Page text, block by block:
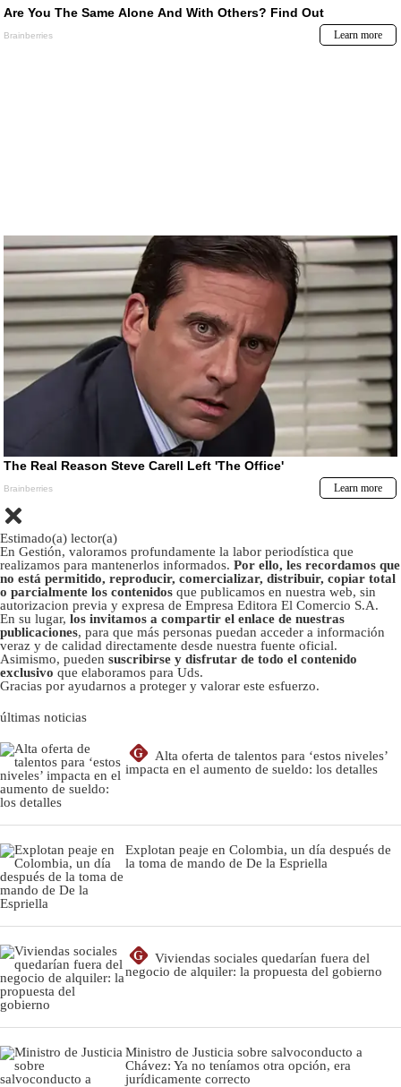
Estimado(a) lector(a)
En Gestión, valoramos profundamente la labor periodística que
realizamos para mantenerlos informados. Por ello, les recordamos que
no está permitido, reproducir, comercializar, distribuir, copiar total
o parcialmente los contenidos que publicamos en nuestra web, sin
autorizacion previa y expresa de Empresa Editora El Comercio S.A.
En su lugar, los invitamos a compartir el enlace de nuestras
publicaciones, para que más personas puedan acceder a información
veraz y de calidad directamente desde nuestra fuente oficial.
Asimismo, pueden suscribirse y disfrutar de todo el contenido
exclusivo que elaboramos para Uds.
Gracias por ayudarnos a proteger y valorar este esfuerzo.
últimas noticias
G
Alta oferta de talentos para ‘estos niveles’
impacta en el aumento de sueldo: los detalles
Explotan peaje en Colombia, un día después de
la toma de mando de De la Espriella
G
Viviendas sociales quedarían fuera del
negocio de alquiler: la propuesta del gobierno
Ministro de Justicia sobre salvoconducto a
Chávez: Ya no teníamos otra opción, era
jurídicamente correcto